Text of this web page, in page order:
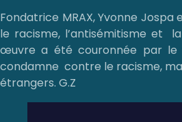
Fondatrice MRAX, Yvonne
le racisme, l’antisémitisme et
œuvre a été couronnée par le
condamne contre le racisme,
étrangers. G.Z